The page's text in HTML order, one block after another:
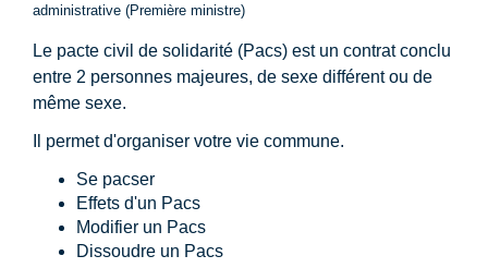
administrative (Première ministre)
Le pacte civil de solidarité (Pacs) est un contrat conclu
entre 2 personnes majeures, de sexe différent ou de
même sexe.
Il permet d'organiser votre vie commune.
Se pacser
Effets d'un Pacs
Modifier un Pacs
Dissoudre un Pacs